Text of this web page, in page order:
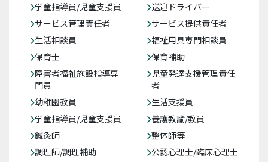
学童指導員/児童支援員
送迎ドライバー
サービス管理責任者
サービス提供責任者
生活相談員
福祉用具専門相談員
保育士
保育補助
障害者福祉施設指導専
門員
児童発達支援管理責任
者
幼稚園教員
生活支援員
学童指導員/児童支援員
養護教諭/教員
鍼灸師
整体師等
調理師/調理補助
公認心理士/臨床心理士